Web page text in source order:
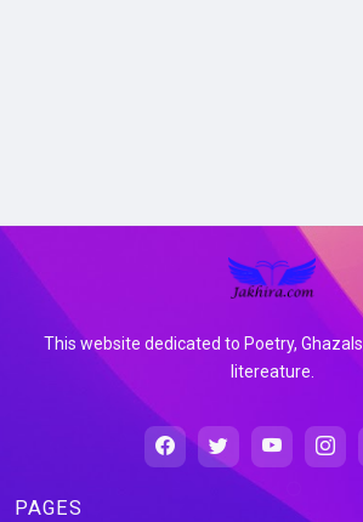
This website dedicated to Poetry,
litereature.
PAGES